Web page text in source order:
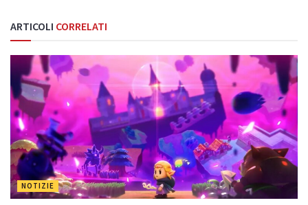
ARTICOLI CORRELATI
NOTIZIE